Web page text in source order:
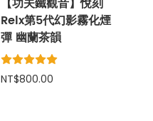
Relx第5代幻影霧化煙
彈 幽蘭茶韻
NT$800.00